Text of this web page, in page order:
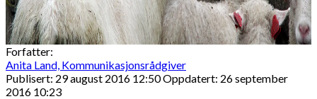
Forfatter:
Anita Land, Kommunikasjonsrådgiver
Publisert: 29 august 2016 12:50Oppdatert: 26 september
2016 10:23